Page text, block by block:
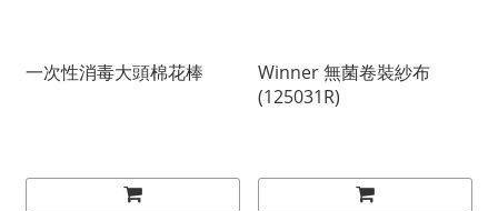
一次性消毒大頭棉花棒
Winner 無菌卷裝紗布
(125031R)